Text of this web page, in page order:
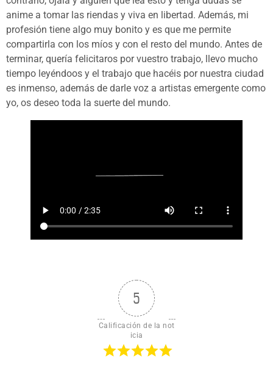
anime a tomar las riendas y viva en libertad. Además, mi
profesión tiene algo muy bonito y es que me permite
compartirla con los míos y con el resto del mundo. Antes de
terminar, quería felicitaros por vuestro trabajo, llevo mucho
tiempo leyéndoos y el trabajo que hacéis por nuestra ciudad
es inmenso, además de darle voz a artistas emergente como
yo, os deseo toda la suerte del mundo.
5
Calificación de la not
icia